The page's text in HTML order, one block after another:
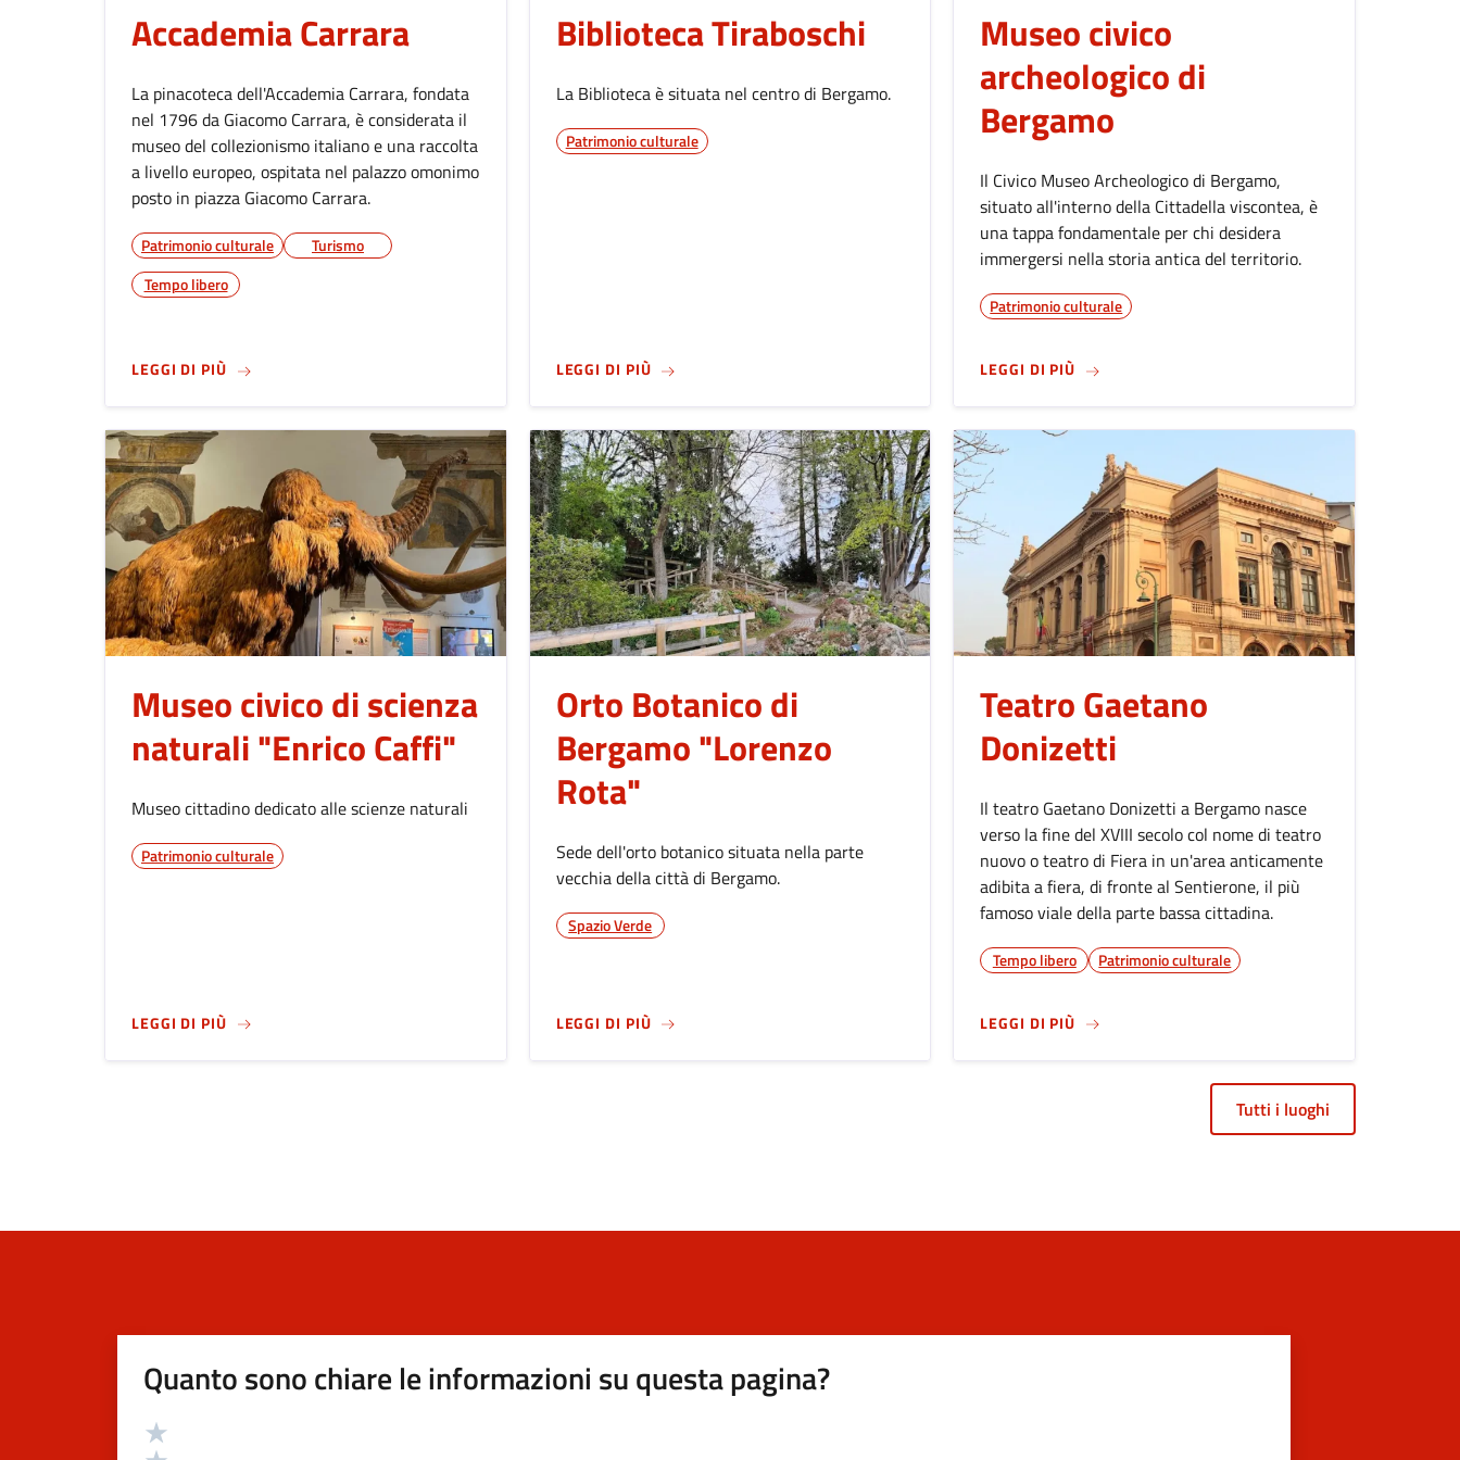
Accademia Carrara
La pinacoteca dell'Accademia Carrara, fondata
nel 1796 da Giacomo Carrara, è considerata il
museo del collezionismo italiano e una raccolta
a livello europeo, ospitata nel palazzo omonimo
posto in piazza Giacomo Carrara.
Patrimonio culturale
Turismo
Tempo libero
LEGGI DI PIÙSUACCADEMIA CARRARA
Biblioteca Tiraboschi
La Biblioteca è situata nel centro di Bergamo.
Patrimonio culturale
LEGGI DI PIÙSU
Museo civico
archeologico di
Bergamo
Il Civico Museo Archeologico di Bergamo,
situato all'interno della Cittadella viscontea, è
una tappa fondamentale per chi desidera
immergersi nella storia antica del territorio.
Patrimonio culturale
LEGGI DI PIÙ SUMUSEO CIVICO ARCHEOLOGICO DI BERGAMO
Museo civico di scienza
naturali "Enrico Caffi"
Museo cittadino dedicato alle scienze naturali
Patrimonio culturale
LEGGI DI PIÙSUMUSEO CIVICO DI SCIENZA NATURALI "ENRICO CAFFI"
Orto Botanico di
Bergamo "Lorenzo
Rota"
Sede dell'orto botanico situata nella parte
vecchia della città di Bergamo.
Spazio Verde
LEGGI DI PIÙSU ORTO BOTANICO DI BERGAMO "LORENZO ROTA"
Teatro Gaetano
Donizetti
Il teatro Gaetano Donizetti a Bergamo nasce
verso la fine del XVIII secolo col nome di teatro
nuovo o teatro di Fiera in un'area anticamente
adibita a fiera, di fronte al Sentierone, il più
famoso viale della parte bassa cittadina.
Tempo libero Patrimonio culturale
LEGGI DI PIÙ SUTEATRO GAETANO DONIZETTI
Tutti i luoghi
Quanto sono chiare le informazioni su questa pagina?
Valutazione